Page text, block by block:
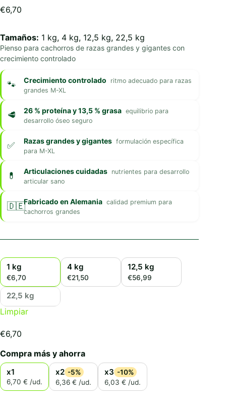
€6,70
Tamaños: 1 kg, 4 kg, 12,5 kg, 22,5 kg
Pienso para cachorros de razas grandes y gigantes con
crecimiento controlado
Crecimiento controlado
ritmo adecuado para razas
grandes M-XL
26 % proteína y 13,5 % grasa equilibrio para
desarrollo óseo seguro
Razas grandes y gigantes formulación específica
para M-XL
Articulaciones cuidadas nutrientes para desarrollo
articular sano
Fabricado en Alemania calidad premium para
cachorros grandes
1 kg
€6,70
4 kg
€21,50
12,5 kg
€56,99
22,5 kg
Limpiar
€6,70
Compra más y ahorra
x1
6,70 € /ud.
x2 -5%
6,36 € /ud.
x3 -10%
6,03 € /ud.